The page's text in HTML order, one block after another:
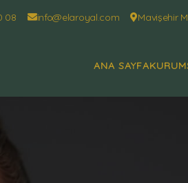
08 info@elaroyal.com Mavişehir
ANA SAYFA